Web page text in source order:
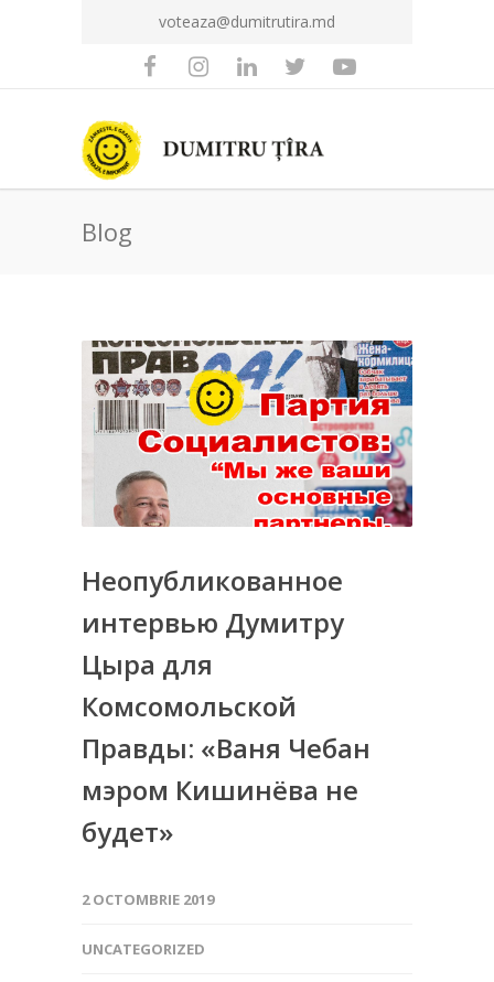
voteaza@dumitrutira.md
Blog
Неопубликованное
интервью Думитру
Цыра для
Комсомольской
Правды: «Ваня Чебан
мэром Кишинёва не
будет»
2 OCTOMBRIE 2019
UNCATEGORIZED